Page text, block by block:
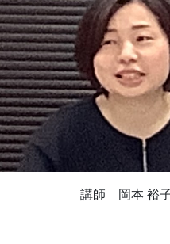
講師 岡本 裕